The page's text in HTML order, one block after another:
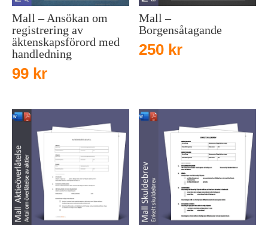
Mall – Ansökan om
registrering av
äktenskapsförord med
handledning
99 kr
Mall –
Borgensåtagande
250 kr